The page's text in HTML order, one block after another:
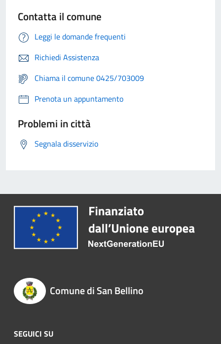
Contatta il comune
Leggi le domande frequenti
Richiedi Assistenza
Chiama il comune 0425/703009
Prenota un appuntamento
Problemi in città
Segnala disservizio
Comune di San Bellino
SEGUICI SU